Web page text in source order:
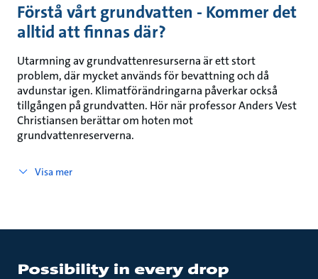
Förstå vårt grundvatten - Kommer det
alltid att finnas där?
Utarmning av grundvattenresurserna är ett stort
problem, där mycket används för bevattning och då
avdunstar igen. Klimatförändringarna påverkar också
tillgången på grundvatten. Hör när professor Anders Vest
Christiansen berättar om hoten mot
grundvattenreserverna.
Visa mer